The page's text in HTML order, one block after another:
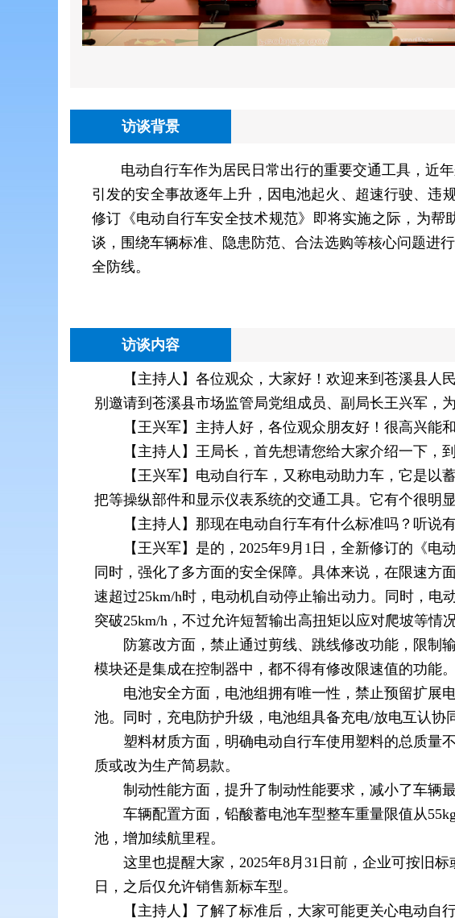
访谈背景
电动自行车作为居民日常出行的重要交通工具，近
引发的安全事故逐年上升，因电池起火、超速行驶、违
修订《电动自行车安全技术规范》即将实施之际，为
谈，围绕车辆标准、隐患防范、合法选购等核心问题进
全防线。
访谈内容
【主持人】各位观众，大家好！欢迎来到苍溪县
别邀请到苍溪县市场监管局党组成员、副局长王兴军，
【王兴军】主持人好，各位观众朋友好！很高兴能
【主持人】王局长，首先想请您给大家介绍一下，
【王兴军】电动自行车，又称电动助力车，它是
把等操纵部件和显示仪表系统的交通工具。它有个很明
【主持人】那现在电动自行车有什么标准吗？听说
【王兴军】是的，2025年9月1日，全新修订的《
同时，强化了多方面的安全保障。具体来说，在限速方
速超过25km/h时，电动机自动停止输出动力。同时，
突破25km/h，不过允许短暂输出高扭矩以应对爬坡等情况
防篡改方面，禁止通过剪线、跳线修改功能，限制
模块还是集成在控制器中，都不得有修改限速值的功能。
电池安全方面，电池组拥有唯一性，禁止预留扩展
池。同时，充电防护升级，电池组具备充电/放电互认协
塑料材质方面，明确电动自行车使用塑料的总质量
质或改为生产简易款。
制动性能方面，提升了制动性能要求，减小了车辆
车辆配置方面，铅酸蓄电池车型整车重量限值从
池，增加续航里程。
这里也提醒大家，2025年8月31日前，企业可按旧
日，之后仅允许销售新标车型。
【主持人】了解了标准后，大家可能更关心电动自